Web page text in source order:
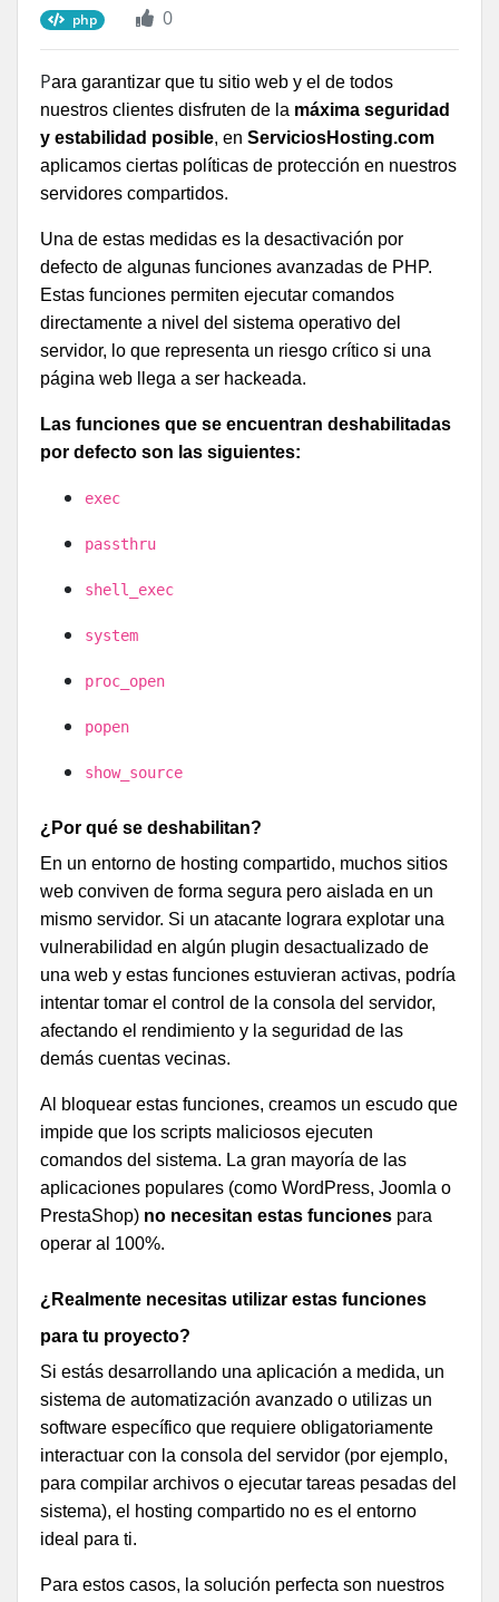
php 0
Para garantizar que tu sitio web y el de todos
nuestros clientes disfruten de la máxima seguridad
y estabilidad posible, en ServiciosHosting.com
aplicamos ciertas políticas de protección en nuestros
servidores compartidos.
Una de estas medidas es la desactivación por
defecto de algunas funciones avanzadas de PHP.
Estas funciones permiten ejecutar comandos
directamente a nivel del sistema operativo del
servidor, lo que representa un riesgo crítico si una
página web llega a ser hackeada.
Las funciones que se encuentran deshabilitadas
por defecto son las siguientes:
exec
passthru
shell_exec
system
proc_open
popen
show_source
¿Por qué se deshabilitan?
En un entorno de hosting compartido, muchos sitios
web conviven de forma segura pero aislada en un
mismo servidor. Si un atacante lograra explotar una
vulnerabilidad en algún plugin desactualizado de
una web y estas funciones estuvieran activas, podría
intentar tomar el control de la consola del servidor,
afectando el rendimiento y la seguridad de las
demás cuentas vecinas.
Al bloquear estas funciones, creamos un escudo que
impide que los scripts maliciosos ejecuten
comandos del sistema. La gran mayoría de las
aplicaciones populares (como WordPress, Joomla o
PrestaShop) no necesitan estas funciones para
operar al 100%.
¿Realmente necesitas utilizar estas funciones
para tu proyecto?
Si estás desarrollando una aplicación a medida, un
sistema de automatización avanzado o utilizas un
software específico que requiere obligatoriamente
interactuar con la consola del servidor (por ejemplo,
para compilar archivos o ejecutar tareas pesadas del
sistema), el hosting compartido no es el entorno
ideal para ti.
Para estos casos, la solución perfecta son nuestros